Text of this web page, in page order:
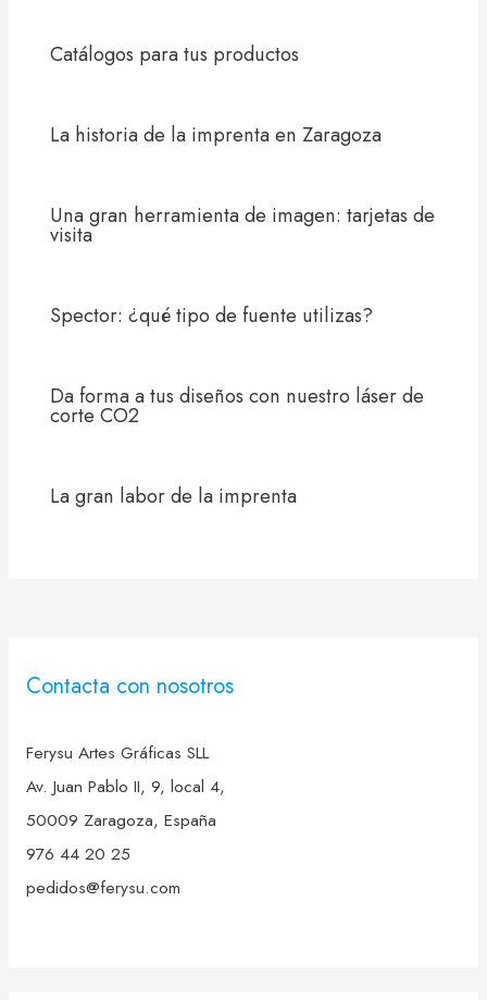
Catálogos para tus productos
La historia de la imprenta en Zaragoza
Una gran herramienta de imagen: tarjetas de
visita
Spector: ¿qué tipo de fuente utilizas?
Da forma a tus diseños con nuestro láser de
corte CO2
La gran labor de la imprenta
Contacta con nosotros
Ferysu Artes Gráficas SLL
Av. Juan Pablo II, 9, local 4,
50009 Zaragoza, España
976 44 20 25
pedidos@ferysu.com